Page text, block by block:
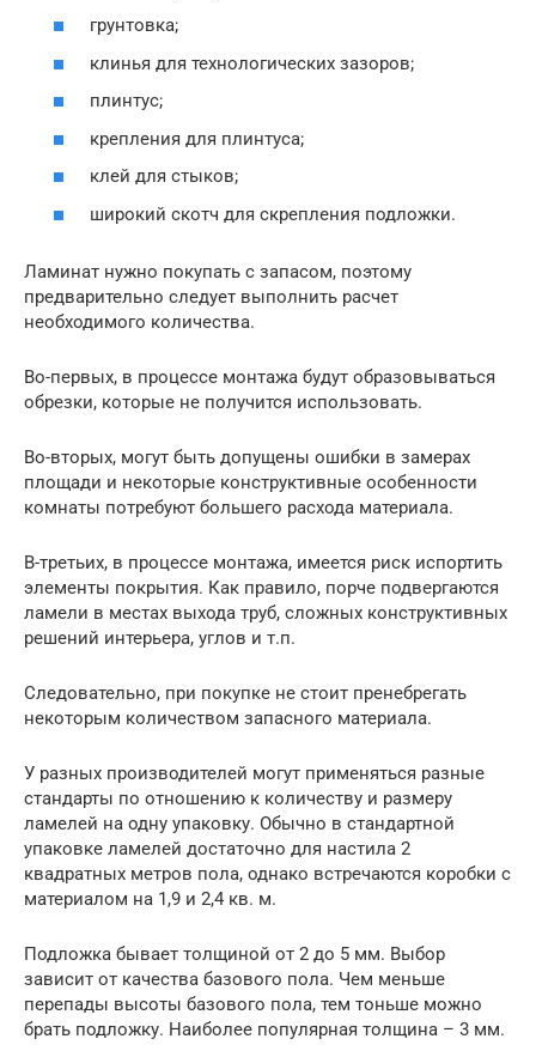
грунтовка;
клинья для технологических зазоров;
плинтус;
крепления для плинтуса;
клей для стыков;
широкий скотч для скрепления подложки.
Ламинат нужно покупать с запасом, поэтому
предварительно следует выполнить расчет
необходимого количества.
Во-первых, в процессе монтажа будут образовываться
обрезки, которые не получится использовать.
Во-вторых, могут быть допущены ошибки в замерах
площади и некоторые конструктивные особенности
комнаты потребуют большего расхода материала.
В-третьих, в процессе монтажа, имеется риск испортить
элементы покрытия. Как правило, порче подвергаются
ламели в местах выхода труб, сложных конструктивных
решений интерьера, углов и т.п.
Следовательно, при покупке не стоит пренебрегать
некоторым количеством запасного материала.
У разных производителей могут применяться разные
стандарты по отношению к количеству и размеру
ламелей на одну упаковку. Обычно в стандартной
упаковке ламелей достаточно для настила 2
квадратных метров пола, однако встречаются коробки с
материалом на 1,9 и 2,4 кв. м.
Подложка бывает толщиной от 2 до 5 мм. Выбор
зависит от качества базового пола. Чем меньше
перепады высоты базового пола, тем тоньше можно
брать подложку. Наиболее популярная толщина – 3 мм.